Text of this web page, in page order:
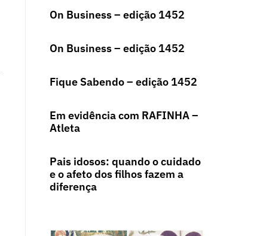
On Business – edição 1452
On Business – edição 1452
Fique Sabendo – edição 1452
Em evidência com RAFINHA –
Atleta
Pais idosos: quando o cuidado
e o afeto dos filhos fazem a
diferença